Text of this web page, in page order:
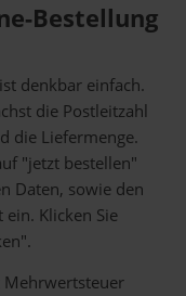
Bestellung
denkbar einfach.
die Postleitzahl
die Liefermenge.
"jetzt bestellen"
Daten, sowie den
Klicken Sie
Mehrwertsteuer